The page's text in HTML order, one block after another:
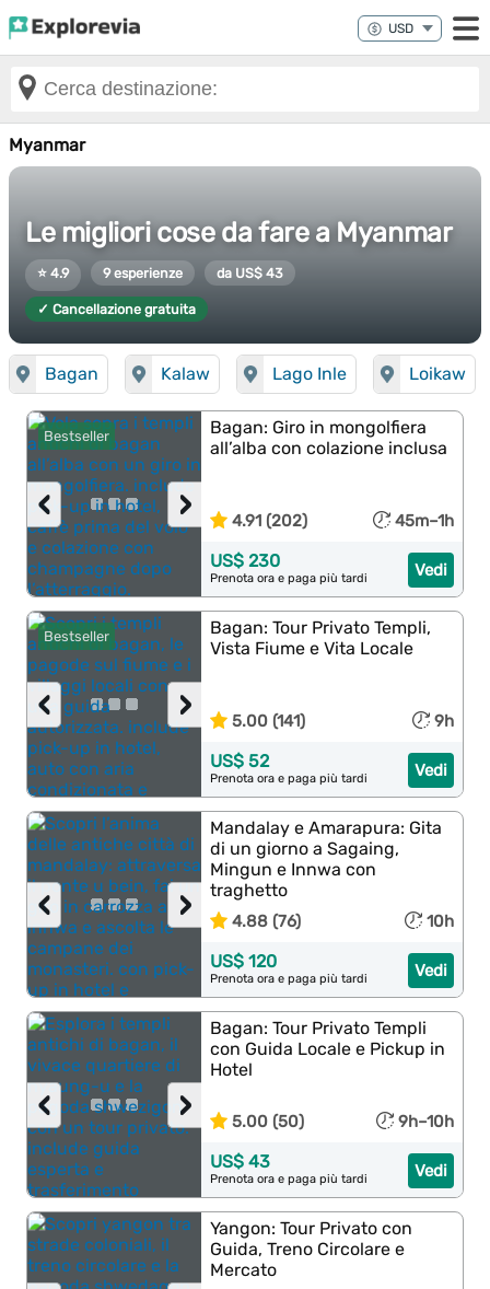
Myanmar
Le migliori cose da fare a Myanmar
⭐ 4.9 9 esperienze da US$ 43
✓ Cancellazione gratuita
Bagan Kalaw Lago Inle Loikaw
Bestseller
›
‹
Bagan: Giro in mongolfiera
all’alba con colazione inclusa
4.91 (202) 45m–1h
Vedi
US$ 230
Prenota ora e paga più tardi
Bestseller
›
‹
Bagan: Tour Privato Templi,
Vista Fiume e Vita Locale
5.00 (141) 9h
Vedi
US$ 52
Prenota ora e paga più tardi
›
‹
Mandalay e Amarapura: Gita
di un giorno a Sagaing,
Mingun e Innwa con
traghetto
4.88 (76) 10h
Vedi
US$ 120
Prenota ora e paga più tardi
›
‹
Bagan: Tour Privato Templi
con Guida Locale e Pickup in
Hotel
5.00 (50) 9h–10h
Vedi
US$ 43
Prenota ora e paga più tardi
Yangon: Tour Privato con
Guida, Treno Circolare e
Mercato